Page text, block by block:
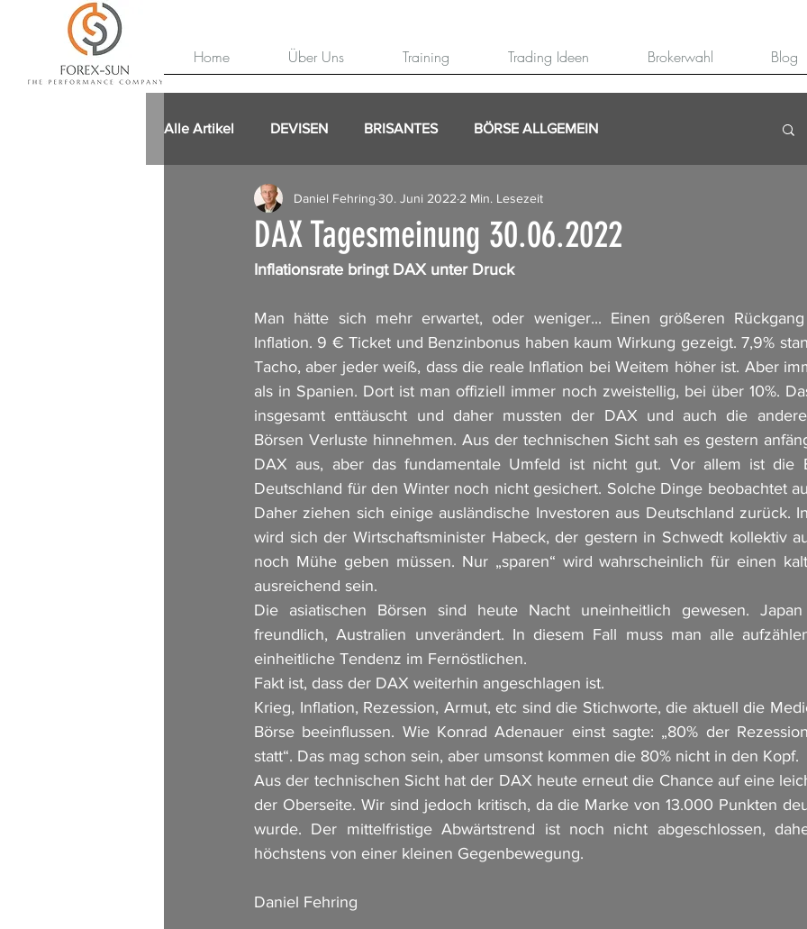
Home Über Uns Training Trading Ideen Brokerwahl Blog
Alle Artikel DEVISEN BRISANTES BÖRSE ALLGEMEIN
DAX Tagesmeinung 30.06.2022
Daniel Fehring 30. Juni 2022 2 Min. Lesezeit
Inflationsrate bringt DAX unter Druck
Man hätte sich mehr erwartet, oder weniger... Einen größeren
Inflation. 9 € Ticket und Benzinbonus haben kaum Wirkung gezeigt. 7,9%
Tacho, aber jeder weiß, dass die reale Inflation bei Weitem höher ist. Aber
als in Spanien. Dort ist man offiziell immer noch zweistellig, bei über 10%.
insgesamt enttäuscht und daher mussten der DAX und auch die
Börsen Verluste hinnehmen. Aus der technischen Sicht sah es gestern
DAX aus, aber das fundamentale Umfeld ist nicht gut. Vor allem ist die
Deutschland für den Winter noch nicht gesichert. Solche Dinge beobachtet
Daher ziehen sich einige ausländische Investoren aus Deutschland zurück.
wird sich der Wirtschaftsminister Habeck, der gestern in Schwedt kollektiv
noch Mühe geben müssen. Nur „sparen“ wird wahrscheinlich für einen
ausreichend sein.
Die asiatischen Börsen sind heute Nacht uneinheitlich gewesen.
freundlich, Australien unverändert. In diesem Fall muss man alle
einheitliche Tendenz im Fernöstlichen.
Fakt ist, dass der DAX weiterhin angeschlagen ist.
Krieg, Inflation, Rezession, Armut, etc sind die Stichworte, die aktuell die
Börse beeinflussen. Wie Konrad Adenauer einst sagte: „80% der
statt“. Das mag schon sein, aber umsonst kommen die 80% nicht in den Kopf.
Aus der technischen Sicht hat der DAX heute erneut die Chance auf eine
der Oberseite. Wir sind jedoch kritisch, da die Marke von 13.000 Punkten
wurde. Der mittelfristige Abwärtstrend ist noch nicht abgeschlossen,
höchstens von einer kleinen Gegenbewegung.
Daniel Fehring